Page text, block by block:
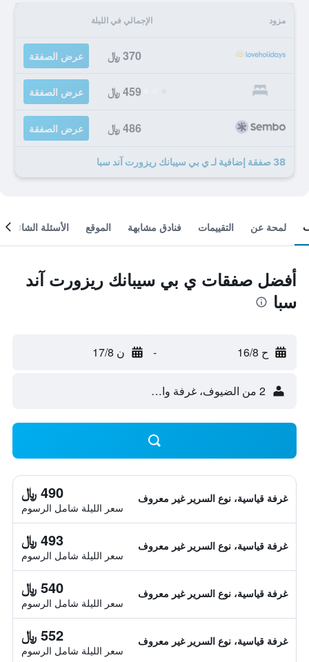
مزود الإجمالي في الليلة
370 ﷼ عرض الصفقة
459 ﷼ عرض الصفقة
486 ﷼ عرض الصفقة
38 صفقة إضافية لـ ي بي سيبانك ريزورت آند سبا
لمحة عن التقييمات فنادق مشابهة الموقع الأسئلة الشائعة
أفضل صفقات ي بي سيبانك ريزورت آند
سبا
ح 16/8 - ن 17/8
2 من الضيوف، غرفة واحدة
غرفة قياسية، نوع السرير غير معروف 490 ﷼
سعر الليلة شامل الرسوم
غرفة قياسية، نوع السرير غير معروف 493 ﷼
سعر الليلة شامل الرسوم
غرفة قياسية، نوع السرير غير معروف 540 ﷼
سعر الليلة شامل الرسوم
غرفة قياسية، نوع السرير غير معروف 552 ﷼
سعر الليلة شامل الرسوم